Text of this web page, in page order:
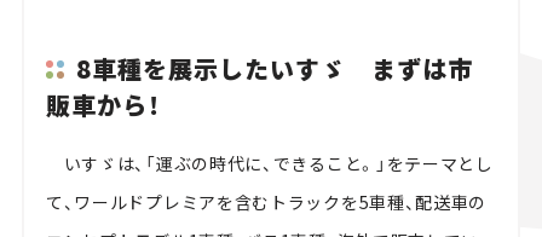
8車種を展示したいすゞ まずは市
販車から！
いすゞは、「運ぶの時代に、できること。」をテーマとし
て、ワールドプレミアを含むトラックを5車種、配送車の